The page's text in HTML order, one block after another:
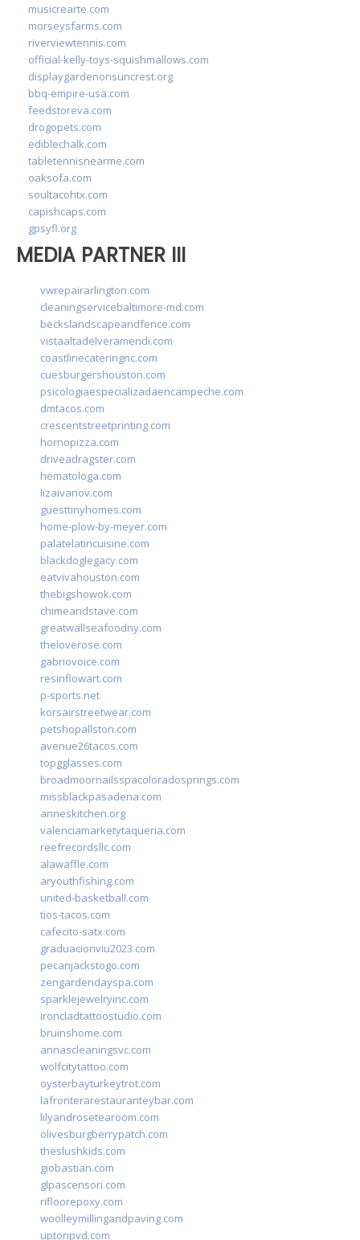
musicrearte.com
morseysfarms.com
riverviewtennis.com
official-kelly-toys-squishmallows.com
displaygardenonsuncrest.org
bbq-empire-usa.com
feedstoreva.com
drogopets.com
ediblechalk.com
tabletennisnearme.com
oaksofa.com
soultacohtx.com
capishcaps.com
gpsyfl.org
MEDIA PARTNER III
vwrepairarlington.com
cleaningservicebaltimore-md.com
beckslandscapeandfence.com
vistaaltadelveramendi.com
coastlinecateringnc.com
cuesburgershouston.com
psicologiaespecializadaencampeche.com
dmtacos.com
crescentstreetprinting.com
hornopizza.com
driveadragster.com
hematologa.com
lizaivanov.com
guesttinyhomes.com
home-plow-by-meyer.com
palatelatincuisine.com
blackdoglegacy.com
eatvivahouston.com
thebigshowok.com
chimeandstave.com
greatwallseafoodny.com
theloverose.com
gabriovoice.com
resinflowart.com
p-sports.net
korsairstreetwear.com
petshopallston.com
avenue26tacos.com
topgglasses.com
broadmoornailsspacoloradosprings.com
missblackpasadena.com
anneskitchen.org
valenciamarketytaqueria.com
reefrecordsllc.com
alawaffle.com
aryouthfishing.com
united-basketball.com
tios-tacos.com
cafecito-satx.com
graduacionviu2023.com
pecanjackstogo.com
zengardendayspa.com
sparklejewelryinc.com
ironcladtattoostudio.com
bruinshome.com
annascleaningsvc.com
wolfcitytattoo.com
oysterbayturkeytrot.com
lafronterarestauranteybar.com
lilyandrosetearoom.com
olivesburgberrypatch.com
theslushkids.com
giobastian.com
glpascensori.com
rifloorepoxy.com
woolleymillingandpaving.com
uptonpvd.com